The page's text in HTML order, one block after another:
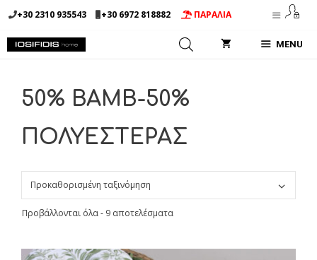
Μετάβαση
σε
περιεχόμενο
+30 2310 935543 +30 6972 818882 ΠΑΡΑΛΙΑ
MENU
50% BAMB-50%
ΠΟΛΥΕΣΤΕΡΑΣ
Προβάλλονται όλα - 9 αποτελέσματα